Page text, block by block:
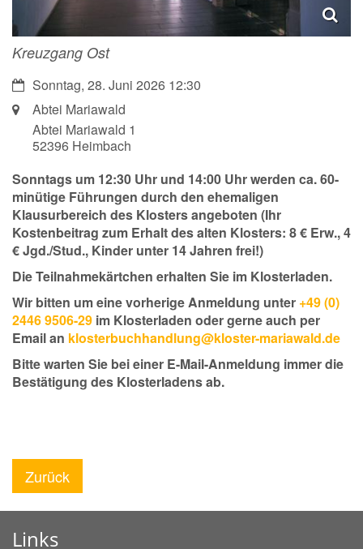
Kreuzgang Ost
Datum:Sonntag, 28. Juni 2026 12:30
Ort: Abtei Mariawald
Abtei Mariawald 1
52396 Heimbach
Sonntags um 12:30 Uhr und 14:00 Uhr werden ca. 60-
minütige Führungen durch den ehemaligen
Klausurbereich des Klosters angeboten (Ihr
Kostenbeitrag zum Erhalt des alten Klosters: 8 € Erw., 4
€ Jgd./Stud., Kinder unter 14 Jahren frei!)
Die Teilnahmekärtchen erhalten Sie im Klosterladen.
Wir bitten um eine vorherige Anmeldung unter +49 (0)
2446 9506-29 im Klosterladen oder gerne auch per
Email an klosterbuchhandlung@kloster-mariawald.de
Bitte warten Sie bei einer E-Mail-Anmeldung immer die
Bestätigung des Klosterladens ab.
Zurück
Links